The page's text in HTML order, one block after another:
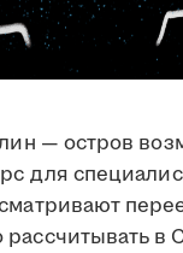
— остров
для
в